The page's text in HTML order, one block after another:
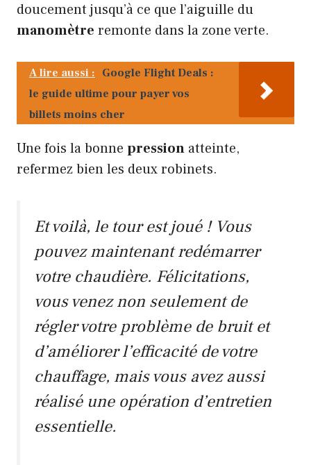
doucement jusqu’à ce que l’aiguille du
manomètre remonte dans la zone verte.
A lire aussi : Google Flight Deals :
le guide ultime pour payer vos
billets moins cher
Une fois la bonne pression atteinte,
refermez bien les deux robinets.
Et voilà, le tour est joué ! Vous
pouvez maintenant redémarrer
votre chaudière. Félicitations,
vous venez non seulement de
régler votre problème de bruit et
d’améliorer l’efficacité de votre
chauffage, mais vous avez aussi
réalisé une opération d’entretien
essentielle.